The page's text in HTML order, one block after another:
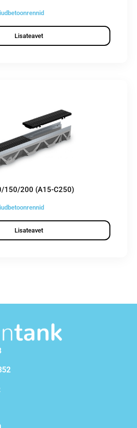
Lisateavet
150/200 (A15-C250)
Lisateavet